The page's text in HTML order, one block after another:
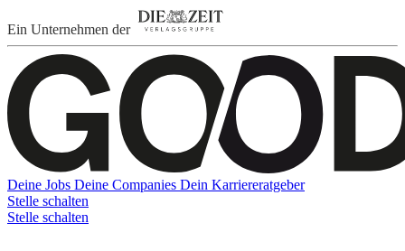
Ein Unternehmen der
Deine Jobs Deine Companies Dein Karriereratgeber
Stelle schalten
Stelle schalten